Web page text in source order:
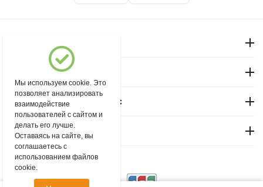
Магазин "Северный"
Покупательский сервис
Контакты
© 2004 - 2026 msever.ru.
Мы используем cookie. Это
позволяет анализировать
взаимодействие
пользователей с сайтом и
делать его лучше.
Оставаясь на сайте, вы
соглашаетесь с
использованием файлов
cookie.